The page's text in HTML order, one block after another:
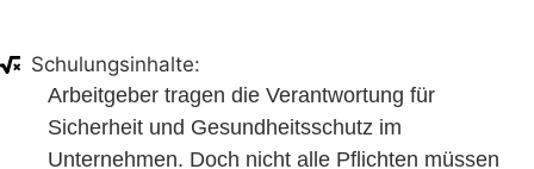
Schulungsinhalte:
Arbeitgeber tragen die Verantwortung für
Sicherheit und Gesundheitsschutz im
Unternehmen. Doch nicht alle Pflichten müssen